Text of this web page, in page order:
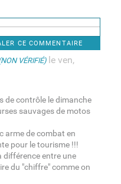
CE COMMENTAIRE
VÉRIFIÉ)le ven,
de contrôle le dimanche
sauvages de motos
arme de combat en
pour le tourisme !!!
différence entre une
du "chiffre" comme on